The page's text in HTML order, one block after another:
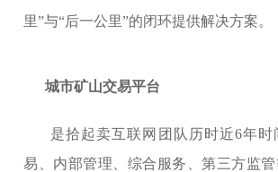
里”与“后一公里”的闭环提供解决方案。
城市矿山交易平台
是拾起卖互联网团队历时近6年时
易、内部管理、综合服务、第三方监